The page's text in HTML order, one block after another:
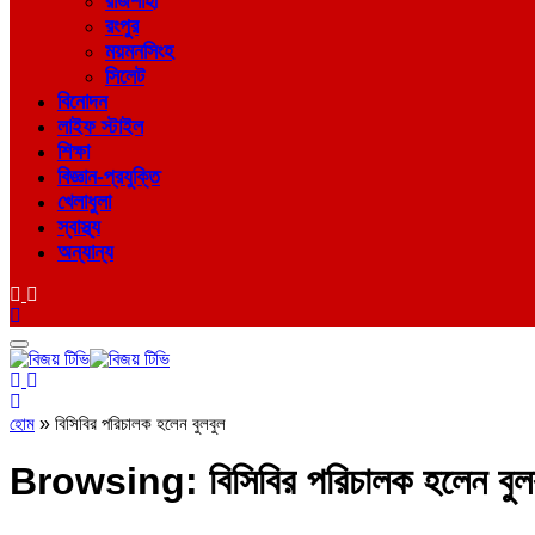
রংপুর
ময়মনসিংহ
সিলেট
বিনোদন
লাইফ স্টাইল
শিক্ষা
বিজ্ঞান-প্রযুক্তি
খেলাধুলা
স্বাস্থ্য
অন্যান্য
হোম » বিসিবির পরিচালক হলেন বুলবুল
Browsing: বিসিবির পরিচালক হলেন